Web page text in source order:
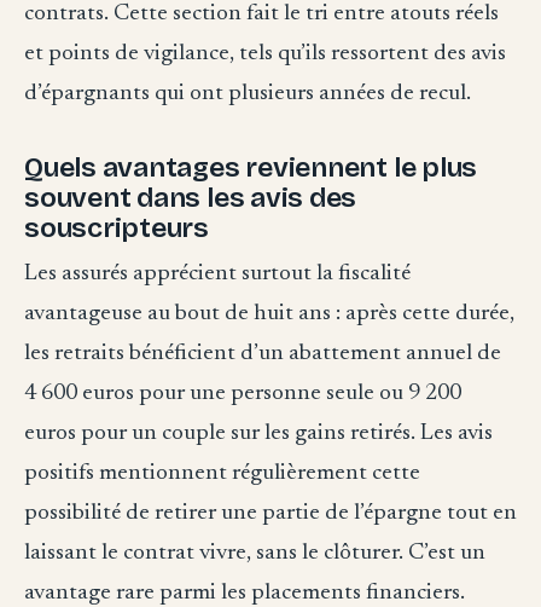
contrats. Cette section fait le tri entre atouts réels
et points de vigilance, tels qu’ils ressortent des avis
d’épargnants qui ont plusieurs années de recul.
Quels avantages reviennent le plus
souvent dans les avis des
souscripteurs
Les assurés apprécient surtout la fiscalité
avantageuse au bout de huit ans : après cette durée,
les retraits bénéficient d’un abattement annuel de
4 600 euros pour une personne seule ou 9 200
euros pour un couple sur les gains retirés. Les avis
positifs mentionnent régulièrement cette
possibilité de retirer une partie de l’épargne tout en
laissant le contrat vivre, sans le clôturer. C’est un
avantage rare parmi les placements financiers.